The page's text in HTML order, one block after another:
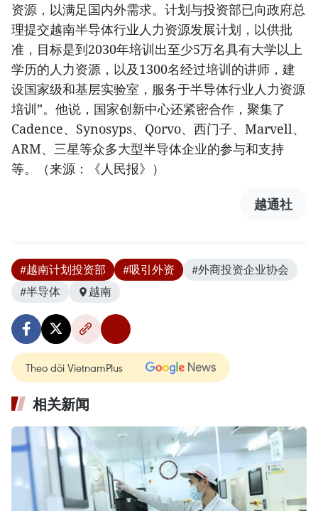
资源，以满足国内外需求。计划与投资部已向政府总
理提交越南半导体行业人力资源发展计划，以供批
准，目标是到2030年培训出至少5万名具有大学以上
学历的人力资源，以及1300名经过培训的讲师，建
设国家级和基层实验室，服务于半导体行业人力资源
培训”。他说，国家创新中心还紧密合作，聚集了
Cadence、Synosyps、Qorvo、西门子、Marvell、
ARM、三星等众多大型半导体企业的参与和支持
等。（来源：《人民报》）
越通社
#越南计划投资部 #吸引外资
#外商投资企业协会
#半导体
越南
Theo dõi VietnamPlus
相关新闻